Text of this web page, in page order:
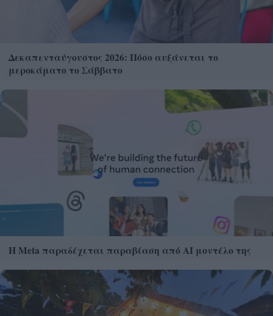
Δεκαπενταύγουστος 2026: Πόσο αυξάνεται το
μεροκάματο το Σάββατο
Η Meta παραδέχεται παραβίαση από AI μοντέλο της